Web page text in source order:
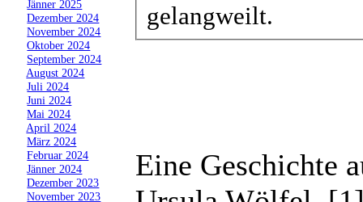
»Jänner 2025
»Dezember 2024
»November 2024
»Oktober 2024
September 2024
August 2024
»Juli 2024
»Juni 2024
»Mai 2024
April 2024
»März 2024
»Februar 2024
»Jänner 2024
»Dezember 2023
»November 2023
gelangweilt.
Eine Geschichte